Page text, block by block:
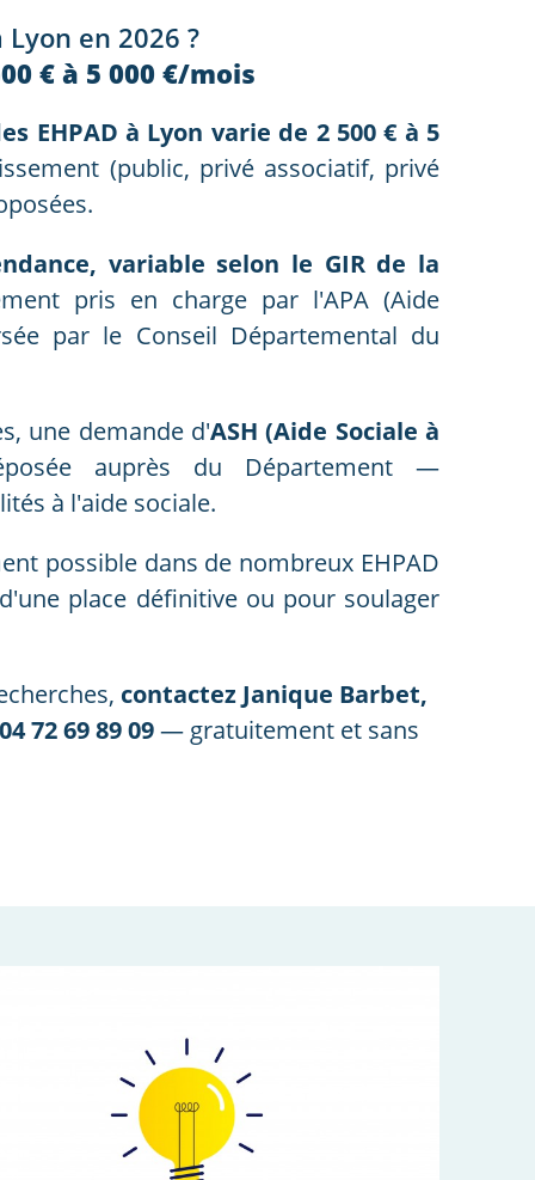
en 2026 ?
€ à 5 000 €/mois
EHPAD à Lyon varie de 2 500 € à 5
(public, privé associatif, privé
variable selon le GIR de la
pris en charge par l'APA (Aide
par le Conseil Départemental du
une demande d'ASH (Aide Sociale à
auprès du Département —
à l'aide sociale.
possible dans de nombreux EHPAD
place définitive ou pour soulager
contactez Janique Barbet,
72 69 89 09— gratuitement et sans